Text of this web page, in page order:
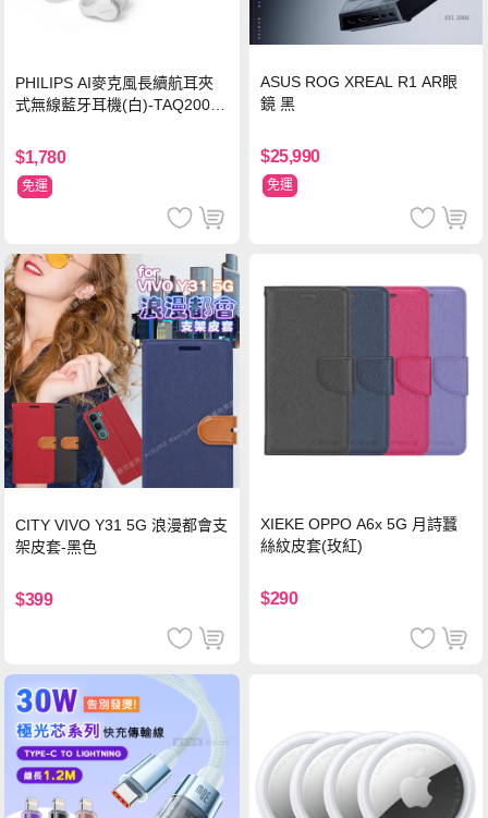
PHILIPS AI麥克風長續航耳夾
式無線藍牙耳機(白)-TAQ2000
$1,780
免運
ASUS ROG XREAL R1 AR眼
鏡 黑
$25,990
免運
CITY VIVO Y31 5G 浪漫都會支
架皮套-黑色
$399
XIEKE OPPO A6x 5G 月詩蠶
絲紋皮套(玫紅)
$290